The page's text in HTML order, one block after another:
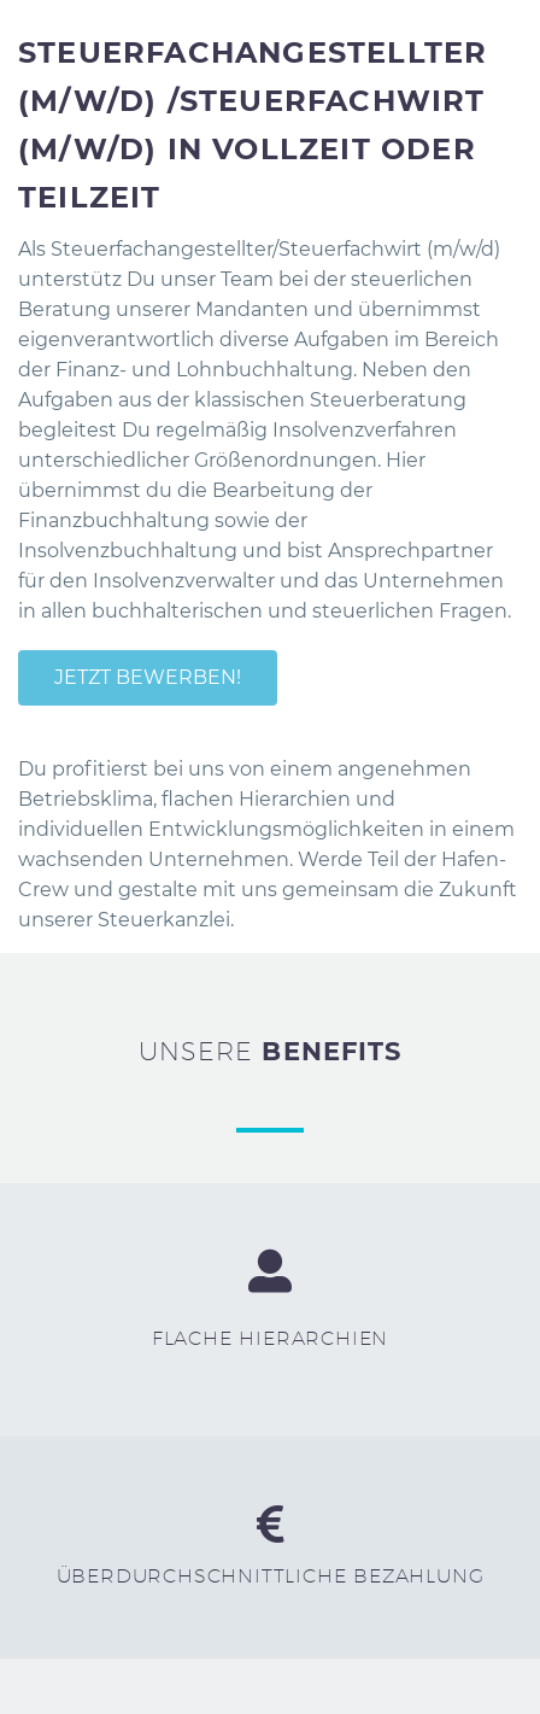
STEUERFACH­ANGESTELLTER
(M/W/D) /STEUERFACHWIRT
(M/W/D) IN VOLLZEIT ODER
TEILZEIT
Als Steuerfachangestellter/Steuerfachwirt (m/w/d)
unterstütz Du unser Team bei der steuerlichen
Beratung unserer Mandanten und übernimmst
eigenverantwortlich diverse Aufgaben im Bereich
der Finanz- und Lohnbuchhaltung. Neben den
Aufgaben aus der klassischen Steuerberatung
begleitest Du regelmäßig Insolvenzverfahren
unterschiedlicher Größenordnungen. Hier
übernimmst du die Bearbeitung der
Finanzbuchhaltung sowie der
Insolvenzbuchhaltung und bist Ansprechpartner
für den Insolvenzverwalter und das Unternehmen
in allen buchhalterischen und steuerlichen Fragen.
JETZT BEWERBEN!
Du profitierst bei uns von einem angenehmen
Betriebsklima, flachen Hierarchien und
individuellen Entwicklungsmöglichkeiten in einem
wachsenden Unternehmen. Werde Teil der Hafen-
Crew und gestalte mit uns gemeinsam die Zukunft
unserer Steuerkanzlei.
UNSERE BENEFITS
FLACHE HIERARCHIEN
ÜBERDURCHSCHNITTLICHE BEZAHLUNG